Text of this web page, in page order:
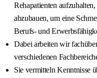
Rehapatienten
abzubauen, um eine
Berufs- und
Dabei arbeiten wir
verschiedenen
Sie vermitteln Kenntnisse